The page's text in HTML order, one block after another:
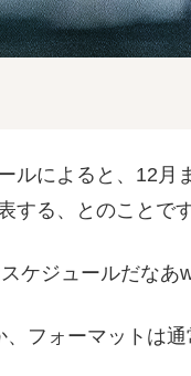
ルによると、12月
する、とのことです
ケジュールだなあ
フォーマットは